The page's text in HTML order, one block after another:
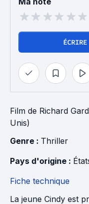
Film de Richard
Unis)
Genre : Thriller
Pays d'origine :
Fiche technique
La jeune Cindy est